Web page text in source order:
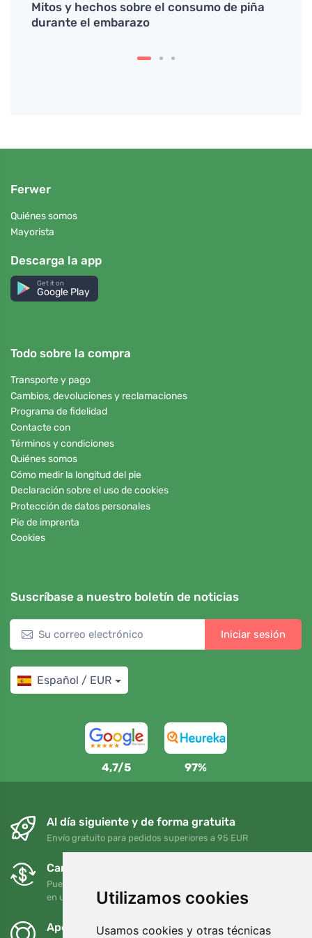
Utilizamos cookies
Usamos cookies y otras técnicas
Mitos y hechos sobre el consumo de piña
durante el embarazo
Ferwer
Quiénes somos
Mayorista
Descarga la app
Get it on
Google Play
Todo sobre la compra
Transporte y pago
Cambios, devoluciones y reclamaciones
Programa de fidelidad
Contacte con
Términos y condiciones
Quiénes somos
Cómo medir la longitud del pie
Declaración sobre el uso de cookies
Protección de datos personales
Pie de imprenta
Cookies
Suscríbase a nuestro boletín de noticias
Iniciar sesión
Español / EUR
4,7/5 97%
Al día siguiente y de forma gratuita
Envío gratuito para pedidos superiores a 95 EUR
Cambios y devoluciones gratuitos
Puede devolver o cambiar su pedido en cualquier momento
en un plazo de 90 días
Apoyamos a Trees.org